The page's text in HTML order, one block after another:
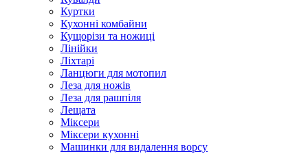
Куртки
Кухонні комбайни
Кущорізи та ножиці
Лінійки
Ліхтарі
Ланцюги для мотопил
Леза для ножів
Леза для рашпіля
Лещата
Міксери
Міксери кухонні
Машинки для видалення ворсу